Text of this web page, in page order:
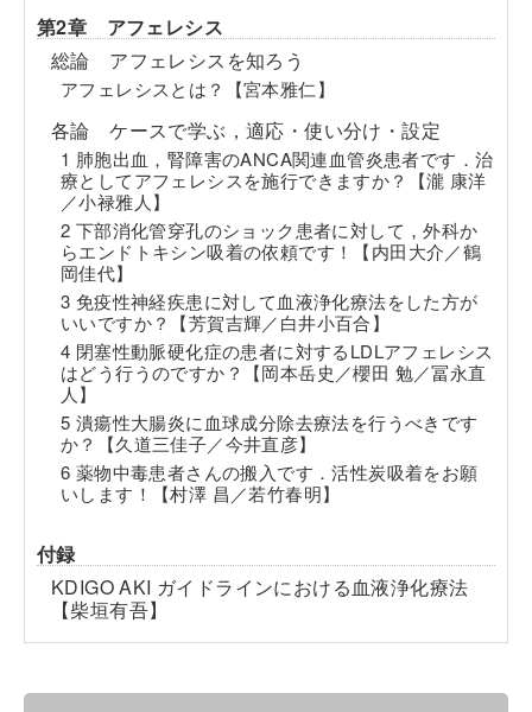
第2章 アフェレシス
総論 アフェレシスを知ろう
アフェレシスとは？【宮本雅仁】
各論 ケースで学ぶ，適応・使い分け・設定
1 肺胞出血，腎障害のANCA関連血管炎患者です．治
療としてアフェレシスを施行できますか？【瀧 康洋
／小禄雅人】
2 下部消化管穿孔のショック患者に対して，外科か
らエンドトキシン吸着の依頼です！【内田大介／鶴
岡佳代】
3 免疫性神経疾患に対して血液浄化療法をした方が
いいですか？【芳賀吉輝／白井小百合】
4 閉塞性動脈硬化症の患者に対するLDLアフェレシス
はどう行うのですか？【岡本岳史／櫻田 勉／冨永直
人】
5 潰瘍性大腸炎に血球成分除去療法を行うべきです
か？【久道三佳子／今井直彦】
6 薬物中毒患者さんの搬入です．活性炭吸着をお願
いします！【村澤 昌／若竹春明】
付録
KDIGO AKI ガイドラインにおける血液浄化療法
【柴垣有吾】